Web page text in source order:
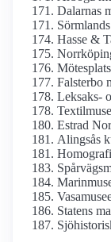
Dalarnas
Hasse &
Falsterbo
Leksaks-
Estrad
Alingsås
Statens